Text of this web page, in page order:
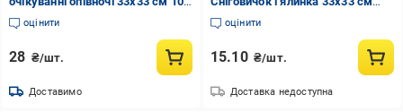
шт.
оцінити
28 ₴/шт.
Доставимо
білий 10 шт.
оцінити
15.10 ₴/шт.
Доставка недоступна